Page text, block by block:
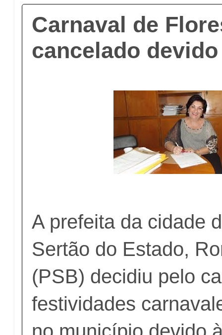
Carnaval de
cancelado
A prefeita da cidade
Sertão do Estado,
(PSB) decidiu pelo
festividades